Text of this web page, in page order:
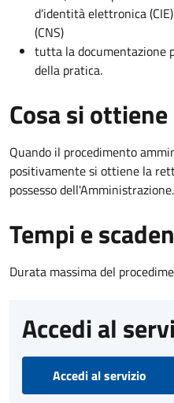
d’identità elettronica
(CNS)
tutta la documentazione
della pratica.
Cosa si ottiene
Quando il procedimento
positivamente si ottiene la
possesso dell'Amministrazione.
Tempi e
Durata massima del
Accedi al
Accedi al servizio